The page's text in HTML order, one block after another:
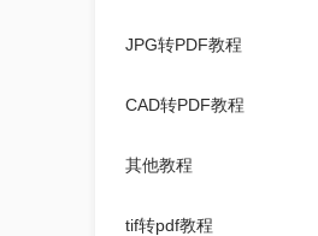
JPG转PDF教程
CAD转PDF教程
其他教程
tif转pdf教程